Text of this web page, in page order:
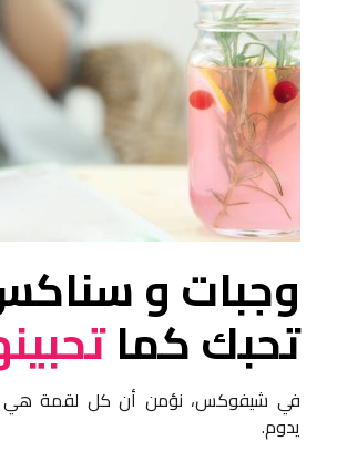
وجبات و
تحبك كما
في شيفوكس، نؤمن أن كل لقمة هي
يدوم.